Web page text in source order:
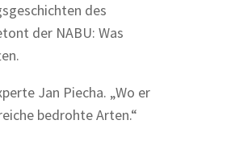
des
der NABU: Was
Jan Piecha. „Wo er
bedrohte Arten.“